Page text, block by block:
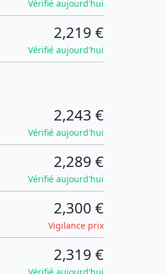
Vérifié aujourd'hui
2,219 €
Vérifié aujourd'hui
2,243 €
Vérifié aujourd'hui
2,289 €
Vérifié aujourd'hui
2,300 €
Vigilance prix
2,319 €